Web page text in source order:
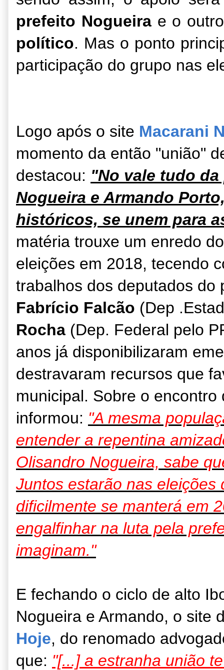
prefeito Nogueirae o
político. Mas o ponto
participação do grupo nas
Logo após o site Macarani
momento da então "união"
destacou: "No vale tudo
Nogueira e Armando
históricos, se unem para
matéria trouxe um enredo
eleições em 2018, tecendo
trabalhos dos deputados do
Fabrício Falcão (Dep
Rocha (Dep. Federal pelo
anos já disponibilizaram
destravaram recursos que
municipal. Sobre o
informou: "A mesma
entender a repentina
Olisandro Nogueira, sabe
Juntos estarão nas eleições
dificilmente se manterá em
engalfinhar na luta pela
imaginam."
E fechando o ciclo de alto
Nogueira e Armando, o site
Hoje, do renomado
que: "[...] a estranha união